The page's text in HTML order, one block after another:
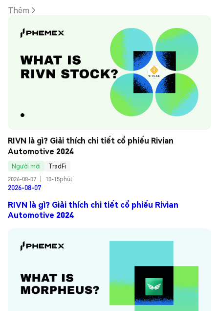
Thêm
RIVN là gì? Giải thích chi tiết cổ phiếu Rivian
Automotive 2024
Người mới
TradFi
2026-08-07
10-15phút
2026-08-07
RIVN là gì? Giải thích chi tiết cổ phiếu Rivian
Automotive 2024